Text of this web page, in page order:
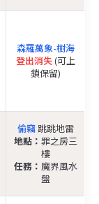
森羅萬象-樹海
登出消失(可上
鎖保留)
偷竊跳跳地雷
地點： 罪之房三
樓
任務： 魔界風水
盤